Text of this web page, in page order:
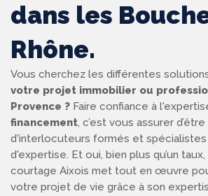
dans les
Rhône.
Vous cherchez les différentes
votre projet immobilier ou
Provence ? Faire confiance à
financement, c’est vous assurer
d'interlocuteurs formés et spécialistes
d'expertise. Et oui, bien plus qu’un
courtage Aixois met tout en œuvre
votre projet de vie grâce à son